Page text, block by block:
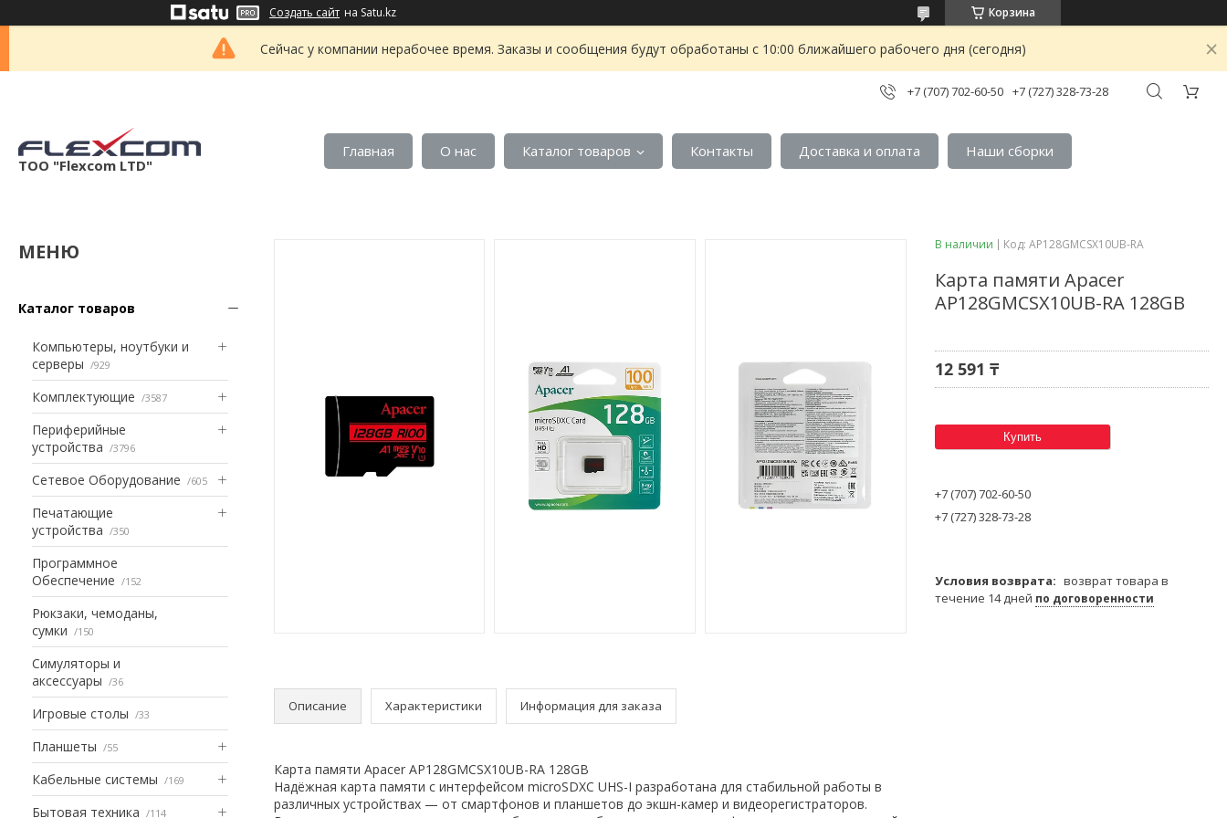
Создать сайт на Satu.kz Корзина
Сейчас у компании нерабочее время. Заказы и сообщения будут обработаны с 10:00 ближайшего рабочего дня (сегодня)
+7 (707) 702-60-50 +7 (727) 328-73-28
ТОО "Flexcom LTD"
Главная О нас Каталог товаров Контакты Доставка и оплата Наши сборки
Каталог товаров
Компьютеры, ноутбуки и
серверы
929
Комплектующие 3587
Периферийные
устройства
3796
Сетевое Оборудование 605
Печатающие
устройства
350
Программное
Обеспечение
152
Рюкзаки, чемоданы,
сумки
150
Симуляторы и
аксессуары
36
Игровые столы 33
Планшеты 55
Кабельные системы 169
Бытовая техника 114
Описание Характеристики Информация для заказа
Карта памяти Apacer AP128GMCSX10UB-RA 128GB
Надёжная карта памяти с интерфейсом microSDXC UHS-I разработана для стабильной работы в
различных устройствах — от смартфонов и планшетов до экшн-камер и видеорегистраторов.
В наличии Код: AP128GMCSX10UB-RA
Карта памяти Apacer
AP128GMCSX10UB-RA 128GB
12 591 ₸
Купить
+7 (707) 702-60-50
+7 (727) 328-73-28
возврат товара в
течение 14 дней по договоренности